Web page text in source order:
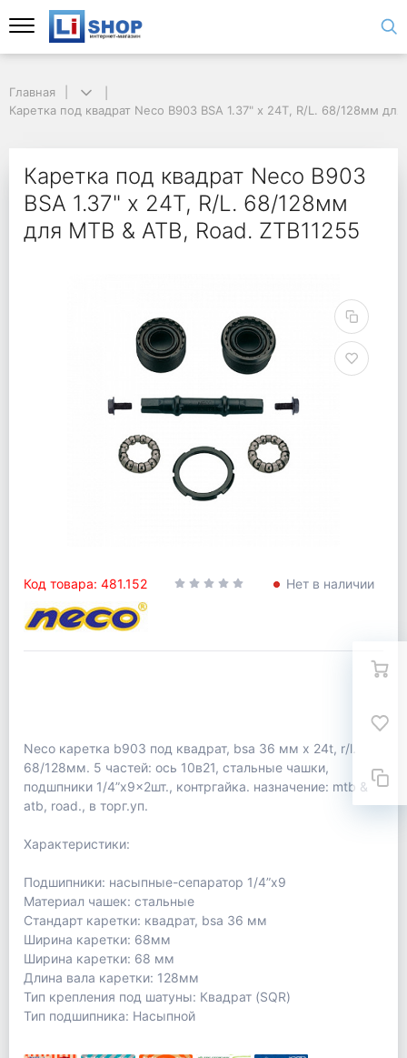
Главная
Каретка под квадрат Neco B903 BSA 1.37" х 24T, R/L. 68/128мм для
Каретка под квадрат Neco B903
BSA 1.37" х 24T, R/L. 68/128мм
для MTB & ATB, Road. ZTB11255
Код товара: 481.152 Нет в наличии
Neco каретка b903 под квадрат, bsa 36 мм х 24t, r/l.
68/128мм. 5 частей: ось 10в21, стальные чашки,
подшпники 1/4”x9x2шт., контргайка. назначение: mtb &
atb, road., в торг.уп.
Характеристики:
Подшипники: насыпные-сепаратор 1/4”x9
Материал чашек: стальные
Стандарт каретки: квадрат, bsa 36 мм
Ширина каретки: 68мм
Ширина каретки: 68 мм
Длина вала каретки: 128мм
Тип крепления под шатуны: Квадрат (SQR)
Тип подшипника: Насыпной